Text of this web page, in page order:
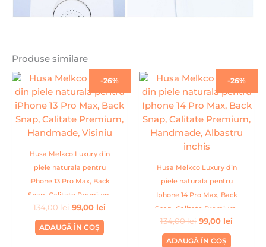
Produse similare
-26%
Husa Melkco Luxury din
piele naturala pentru
iPhone 13 Pro Max, Back
Snap, Calitate Premium,
Handmade, Visiniu
134,00lei
Prețul
inițial
a
fost:
134,00 lei.
99,00 lei
Prețul
curent
este:
99,00 lei.
ADAUGĂ ÎN COȘ
-26%
Husa Melkco Luxury din
piele naturala pentru
Iphone 14 Pro Max, Back
Snap, Calitate Premium,
Handmade, Albastru inchis
134,00lei
Prețul
inițial
a
fost:
134,00 lei.
99,00 lei
Prețul
curent
este:
99,00
ADAUGĂ ÎN COȘ